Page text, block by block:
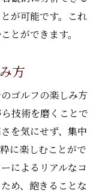
が可能です。これ
とができます。
方
ゴルフの楽しみ方
技術を磨くことで
を気にせず、集中
に楽しむことがで
によるリアルなコ
め、飽きることな